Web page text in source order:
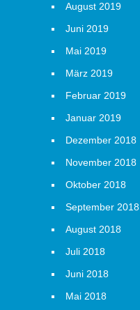
August 2019
Juni 2019
Mai 2019
März 2019
Februar 2019
Januar 2019
Dezember 2018
November 2018
Oktober 2018
September 2018
August 2018
Juli 2018
Juni 2018
Mai 2018